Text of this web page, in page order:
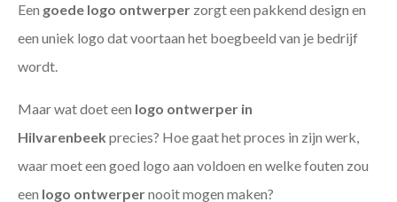
Een goede logo ontwerper zorgt een pakkend design en
een uniek logo dat voortaan het boegbeeld van je bedrijf
wordt.
Maar wat doet een logo ontwerper in
Hilvarenbeek precies? Hoe gaat het proces in zijn werk,
waar moet een goed logo aan voldoen en welke fouten zou
een logo ontwerpernooit mogen maken?